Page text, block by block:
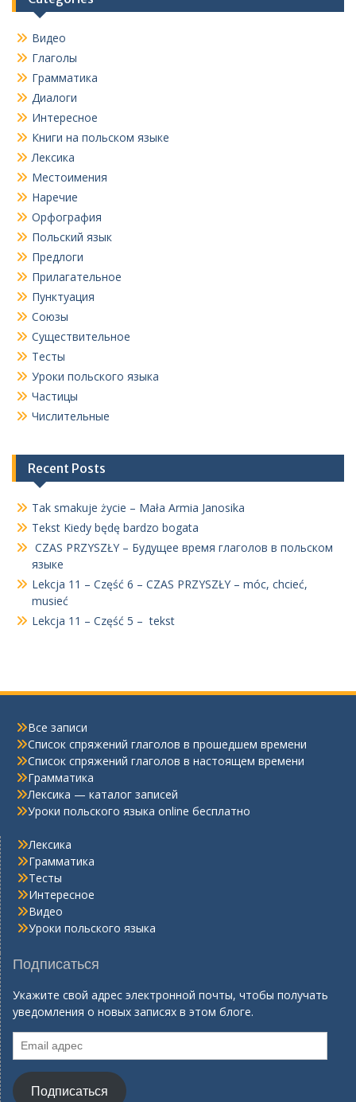
Видео
Глаголы
Грамматика
Диалоги
Интересное
Книги на польском языке
Лексика
Местоимения
Наречие
Орфография
Польский язык
Предлоги
Прилагательное
Пунктуация
Союзы
Существительное
Тесты
Уроки польского языка
Частицы
Числительные
Recent Posts
Tak smakuje życie – Mała Armia Janosika
Tekst Kiedy będę bardzo bogata
CZAS PRZYSZŁY – Будущее время глаголов в польском
языке
Lekcja 11 – Część 6 – CZAS PRZYSZŁY – móc, chcieć,
musieć
Lekcja 11 – Część 5 – tekst
Все записи
Список спряжений глаголов в прошедшем времени
Список спряжений глаголов в настоящем времени
Грамматика
Лексика — каталог записей
Уроки польского языка online бесплатно
Лексика
Грамматика
Тесты
Интересное
Видео
Уроки польского языка
Подписаться
Укажите свой адрес электронной почты, чтобы получать
уведомления о новых записях в этом блоге.
Email
адрес
Подписаться